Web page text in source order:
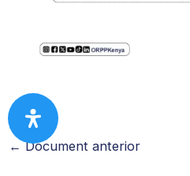
←Document anterior